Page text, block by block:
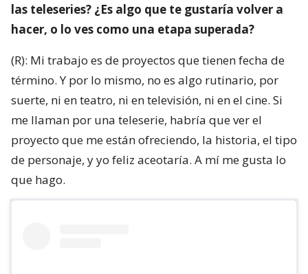
las teleseries? ¿Es algo que te gustaría volver a
hacer, o lo ves como una etapa superada?
(R): Mi trabajo es de proyectos que tienen fecha de
término. Y por lo mismo, no es algo rutinario, por
suerte, ni en teatro, ni en televisión, ni en el cine. Si
me llaman por una teleserie, habría que ver el
proyecto que me están ofreciendo, la historia, el tipo
de personaje, y yo feliz aceotaría. A mí me gusta lo
que hago.